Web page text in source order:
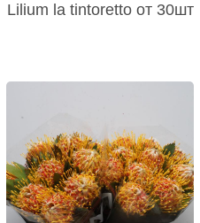
Lilium la tintoretto от 30шт